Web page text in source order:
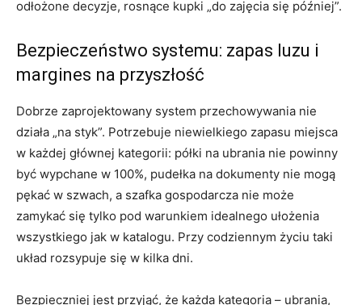
odłożone decyzje, rosnące kupki „do zajęcia się później”.
Bezpieczeństwo systemu: zapas luzu i
margines na przyszłość
Dobrze zaprojektowany system przechowywania nie
działa „na styk”. Potrzebuje niewielkiego zapasu miejsca
w każdej głównej kategorii: półki na ubrania nie powinny
być wypchane w 100%, pudełka na dokumenty nie mogą
pękać w szwach, a szafka gospodarcza nie może
zamykać się tylko pod warunkiem idealnego ułożenia
wszystkiego jak w katalogu. Przy codziennym życiu taki
układ rozsypuje się w kilka dni.
Bezpieczniej jest przyjąć, że każda kategoria – ubrania,